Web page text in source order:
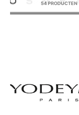
54 PRODUCTEN